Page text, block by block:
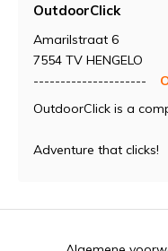
OutdoorClick
Amarilstraat 6
7554 TV HENGELO
---------------------
OutdoorClick is a
Adventure that clicks!